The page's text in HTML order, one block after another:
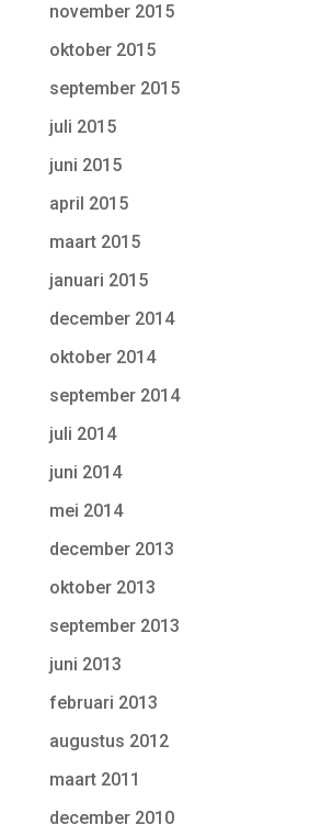
november 2015
oktober 2015
september 2015
juli 2015
juni 2015
april 2015
maart 2015
januari 2015
december 2014
oktober 2014
september 2014
juli 2014
juni 2014
mei 2014
december 2013
oktober 2013
september 2013
juni 2013
februari 2013
augustus 2012
maart 2011
december 2010